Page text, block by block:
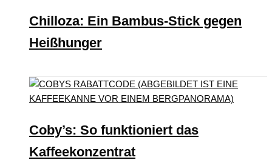
Chilloza: Ein Bambus-Stick gegen
Heißhunger
Coby’s: So funktioniert das
Kaffeekonzentrat